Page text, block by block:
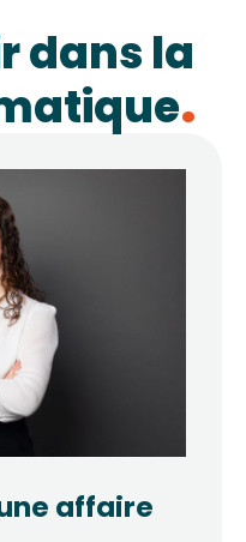
dans la
affaire